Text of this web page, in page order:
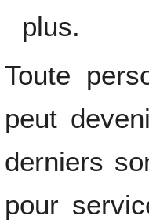
plus.
Toute
peut
derniers
pour